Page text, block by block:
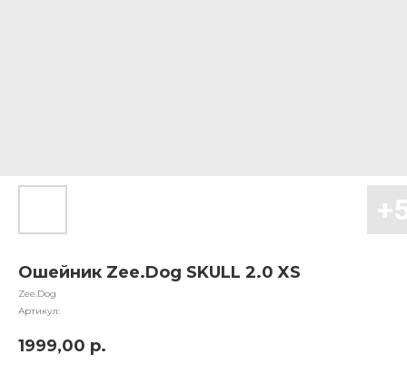
Ошейник Zee.Dog SKULL 2.0 XS
Zee.Dog
Артикул:
1999,00 р.